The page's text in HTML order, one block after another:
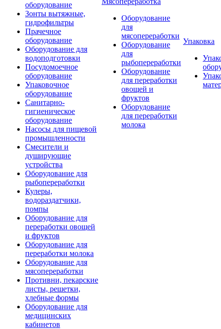
оборудование
Зонты вытяжные,
гидрофильтры
Прачечное
оборудование
Оборудование для
водоподготовки
Посудомоечное
оборудование
Упаковочное
оборудование
Санитарно-
гигиеническое
оборудование
Насосы для пищевой
промышленности
Смесители и
душирующие
устройства
Оборудование для
рыбопереработки
Кулеры,
водораздатчики,
помпы
Оборудование для
переработки овощей
и фруктов
Оборудование для
переработки молока
Оборудование для
мясопереработки
Противни, пекарские
листы, решетки,
хлебные формы
Оборудование для
медицинских
кабинетов
Оборудование
для
мясопереработки
Оборудование
для
рыбопереработки
Оборудование
для переработки
овощей и
фруктов
Оборудование
для переработки
молока
Упаковка